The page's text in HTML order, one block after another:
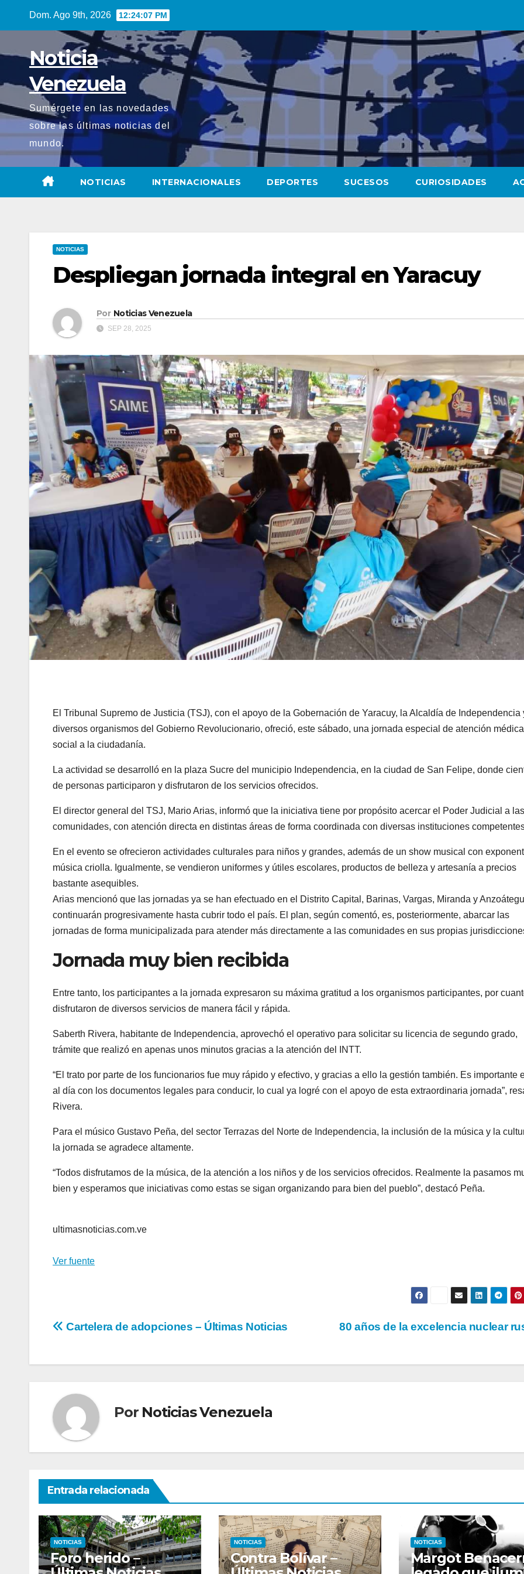
Dom. Ago 9th, 2026 12:24:08 PM
Noticia
Venezuela
Sumérgete en las novedades
sobre las últimas noticias del
mundo.
NOTICIAS INTERNACIONALES DEPORTES SUCESOS CURIOSIDADES
NOTICIAS
Despliegan jornada integral en Yaracuy
Por Noticias Venezuela
SEP 28, 2025
El Tribunal Supremo de Justicia (TSJ), con el apoyo de la Gobernación de Yaracuy, la Alcaldía de Independencia
diversos organismos del Gobierno Revolucionario, ofreció, este sábado, una jornada especial de atención
social a la ciudadanía.
La actividad se desarrolló en la plaza Sucre del municipio Independencia, en la ciudad de San Felipe, donde
de personas participaron y disfrutaron de los servicios ofrecidos.
El director general del TSJ, Mario Arias, informó que la iniciativa tiene por propósito acercar el Poder Judicial a las
comunidades, con atención directa en distintas áreas de forma coordinada con diversas instituciones
En el evento se ofrecieron actividades culturales para niños y grandes, además de un show musical con
música criolla. Igualmente, se vendieron uniformes y útiles escolares, productos de belleza y artesanía a precios
bastante asequibles.
Arias mencionó que las jornadas ya se han efectuado en el Distrito Capital, Barinas, Vargas, Miranda y
continuarán progresivamente hasta cubrir todo el país. El plan, según comentó, es, posteriormente, abarcar las
jornadas de forma municipalizada para atender más directamente a las comunidades en sus propias
Jornada muy bien recibida
Entre tanto, los participantes a la jornada expresaron su máxima gratitud a los organismos participantes, por
disfrutaron de diversos servicios de manera fácil y rápida.
Saberth Rivera, habitante de Independencia, aprovechó el operativo para solicitar su licencia de segundo grado,
trámite que realizó en apenas unos minutos gracias a la atención del INTT.
“El trato por parte de los funcionarios fue muy rápido y efectivo, y gracias a ello la gestión también. Es importante
al día con los documentos legales para conducir, lo cual ya logré con el apoyo de esta extraordinaria jornada”,
Rivera.
Para el músico Gustavo Peña, del sector Terrazas del Norte de Independencia, la inclusión de la música y la
la jornada se agradece altamente.
“Todos disfrutamos de la música, de la atención a los niños y de los servicios ofrecidos. Realmente la pasamos
bien y esperamos que iniciativas como estas se sigan organizando para bien del pueblo”, destacó Peña.
ultimasnoticias.com.ve
Ver fuente
Navegación
80 años de la excelencia nuclear
Cartelera de adopciones – Últimas Noticias
Por Noticias Venezuela
Entrada relacionada
NOTICIAS
Foro herido –
NOTICIAS
Contra Bolívar –
NOTICIAS
Margot